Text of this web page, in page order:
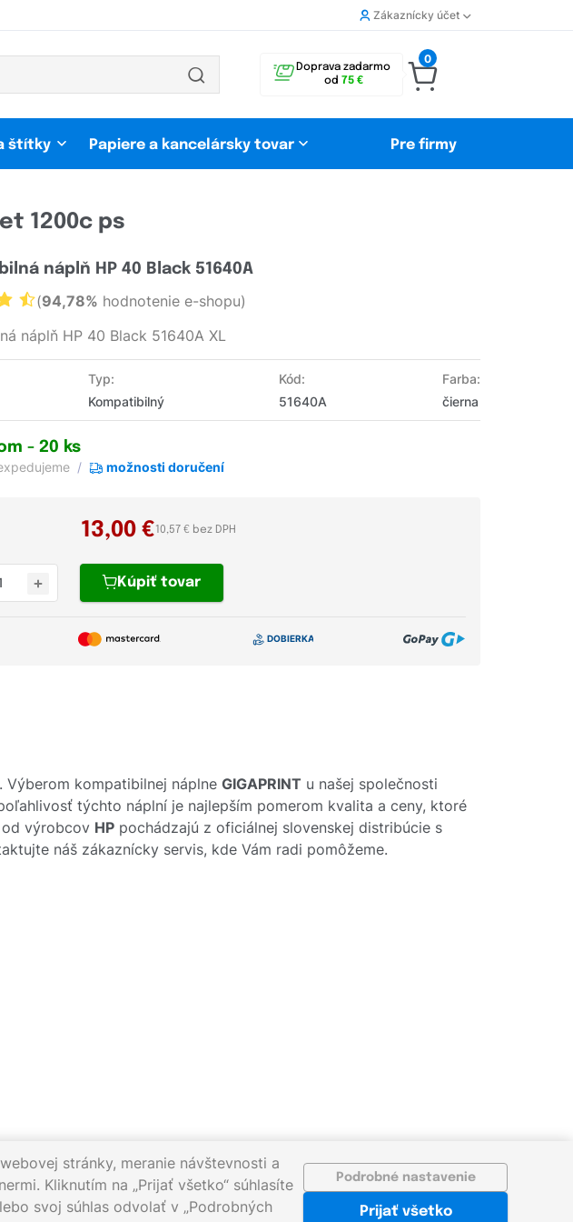
Zákaznícky účet
Doprava zadarmo
od 75 €
0
štítky Papiere a kancelársky tovar Pre firmy
1200c ps
náplň HP 40 Black 51640A
(94,78% hodnotenie e-shopu)
náplň HP 40 Black 51640A XL
Typ:
Kompatibilný
Kód:
51640A
Farba:
čierna
- 20 ks
možnosti doručení
13,00 € 10,57 € bez DPH
Kúpiťtovar
. Výberom kompatibilnej náplne GIGAPRINT u našej společnosti
týchto náplní je najlepším pomerom kvalita a ceny, ktoré
od výrobcov HP pochádzajú z oficiálnej slovenskej distribúcie s
náš zákaznícky servis, kde Vám radi pomôžeme.
stránky, meranie návštevnosti a
Kliknutím na „Prijať všetko“ súhlasíte
svoj súhlas odvolať v „Podrobných
Podrobné nastavenie
Prijať všetko